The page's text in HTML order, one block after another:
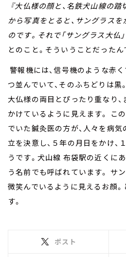
『大仏様の顔と、名鉄犬山線の
から写真をとると、サングラス
のです。それで「サングラス大仏
とのこと。そういうことだったん
警報機には、信号機のような赤
つ並んでいて、そのふちどりは黒
大仏様の両目とぴったり重なり
かけているように見えます。 こ
でいた鍼灸医の方が、人々を病
立を決意し、５年の月日をかけ、
うです。犬山線 布袋駅の近くにあ
う名前でも呼ばれています。 サ
微笑んでいるように見えるお顔
す。
ポスト